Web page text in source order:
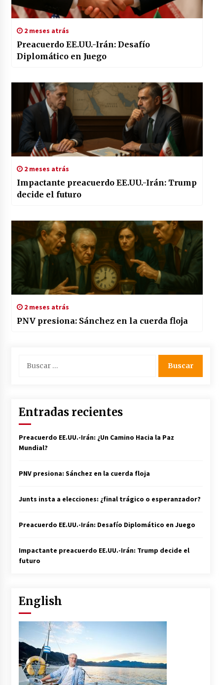
2 meses atrás
Preacuerdo EE.UU.-Irán: Desafío
Diplomático en Juego
2 meses atrás
Impactante preacuerdo EE.UU.-Irán: Trump
decide el futuro
2 meses atrás
PNV presiona: Sánchez en la cuerda floja
Entradas recientes
Preacuerdo EE.UU.-Irán: ¿Un Camino Hacia la Paz
Mundial?
PNV presiona: Sánchez en la cuerda floja
Junts insta a elecciones: ¿final trágico o esperanzador?
Preacuerdo EE.UU.-Irán: Desafío Diplomático en Juego
Impactante preacuerdo EE.UU.-Irán: Trump decide el
futuro
English